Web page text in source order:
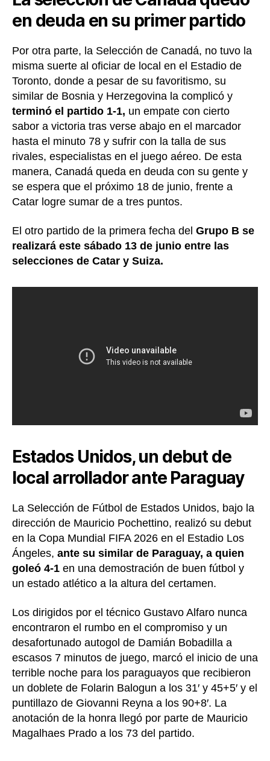
en deuda en su primer partido
Por otra parte, la Selección de Canadá, no tuvo la
misma suerte al oficiar de local en el Estadio de
Toronto, donde a pesar de su favoritismo, su
similar de Bosnia y Herzegovina la complicó y
terminó el partido 1-1, un empate con cierto
sabor a victoria tras verse abajo en el marcador
hasta el minuto 78 y sufrir con la talla de sus
rivales, especialistas en el juego aéreo. De esta
manera, Canadá queda en deuda con su gente y
se espera que el próximo 18 de junio, frente a
Catar logre sumar de a tres puntos.
El otro partido de la primera fecha del Grupo B se
realizará este sábado 13 de junio entre las
selecciones de Catar y Suiza.
Estados Unidos, un debut de
local arrollador ante Paraguay
La Selección de Fútbol de Estados Unidos, bajo la
dirección de Mauricio Pochettino, realizó su debut
en la Copa Mundial FIFA 2026 en el Estadio Los
Ángeles, ante su similar de Paraguay, a quien
goleó 4-1 en una demostración de buen fútbol y
un estado atlético a la altura del certamen.
Los dirigidos por el técnico Gustavo Alfaro nunca
encontraron el rumbo en el compromiso y un
desafortunado autogol de Damián Bobadilla a
escasos 7 minutos de juego, marcó el inicio de una
terrible noche para los paraguayos que recibieron
un doblete de Folarin Balogun a los 31′ y 45+5′ y el
puntillazo de Giovanni Reyna a los 90+8′. La
anotación de la honra llegó por parte de Mauricio
Magalhaes Prado a los 73 del partido.